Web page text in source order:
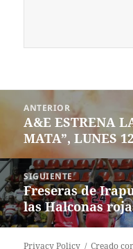
entradas
ANTERIOR
Entrada
anterior:
A&E ESTRENA
MATA”, LUNES
SIGUIENTE
Siguiente
entrada:
Freseras de
las Halconas
Privacy Policy Creado